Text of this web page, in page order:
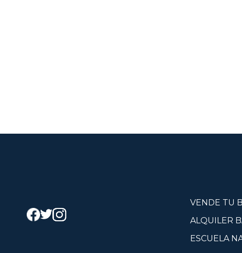
VENDE TU
ALQUILER
ESCUELA